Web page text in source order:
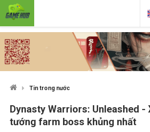
Tin trong nước
Dynasty Warriors: Unleashed -
tướng farm boss khủng nhất